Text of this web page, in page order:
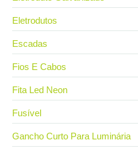
Eletrodutos
Escadas
Fios E Cabos
Fita Led Neon
Fusível
Gancho Curto Para Luminária